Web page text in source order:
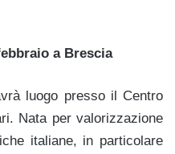
a Brescia
luogo presso il Centro
Nata per valorizzazione
italiane, in particolare